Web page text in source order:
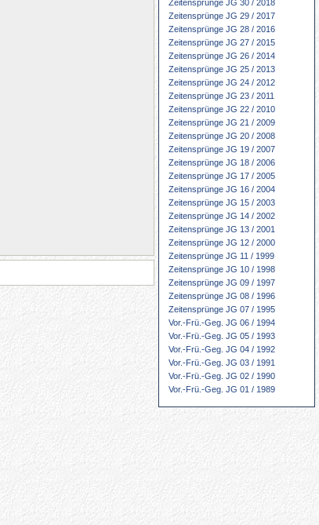
Zeitensprünge JG 30 / 2018
Zeitensprünge JG 29 / 2017
Zeitensprünge JG 28 / 2016
Zeitensprünge JG 27 / 2015
Zeitensprünge JG 26 / 2014
Zeitensprünge JG 25 / 2013
Zeitensprünge JG 24 / 2012
Zeitensprünge JG 23 / 2011
Zeitensprünge JG 22 / 2010
Zeitensprünge JG 21 / 2009
Zeitensprünge JG 20 / 2008
Zeitensprünge JG 19 / 2007
Zeitensprünge JG 18 / 2006
Zeitensprünge JG 17 / 2005
Zeitensprünge JG 16 / 2004
Zeitensprünge JG 15 / 2003
Zeitensprünge JG 14 / 2002
Zeitensprünge JG 13 / 2001
Zeitensprünge JG 12 / 2000
Zeitensprünge JG 11 / 1999
Zeitensprünge JG 10 / 1998
Zeitensprünge JG 09 / 1997
Zeitensprünge JG 08 / 1996
Zeitensprünge JG 07 / 1995
Vor.-Frü.-Geg. JG 06 / 1994
Vor.-Frü.-Geg. JG 05 / 1993
Vor.-Frü.-Geg. JG 04 / 1992
Vor.-Frü.-Geg. JG 03 / 1991
Vor.-Frü.-Geg. JG 02 / 1990
Vor.-Frü.-Geg. JG 01 / 1989